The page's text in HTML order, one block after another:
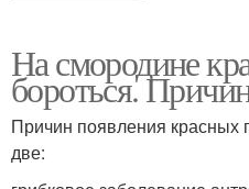
На смородине
бороться.
Причин появления красных
две: